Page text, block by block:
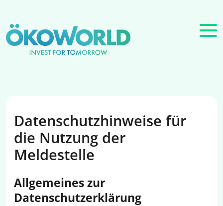
Datenschutzhinweise für
die Nutzung der
Meldestelle
Allgemeines zur
Datenschutzerklärung